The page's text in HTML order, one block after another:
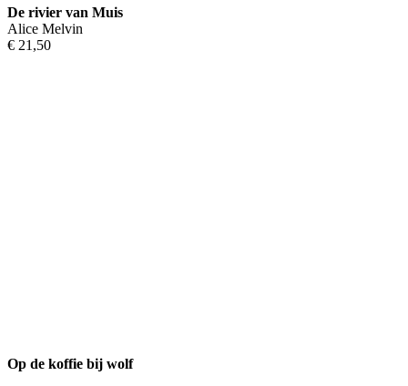
De rivier van Muis
Alice Melvin
€ 21,50
Op de koffie bij wolf